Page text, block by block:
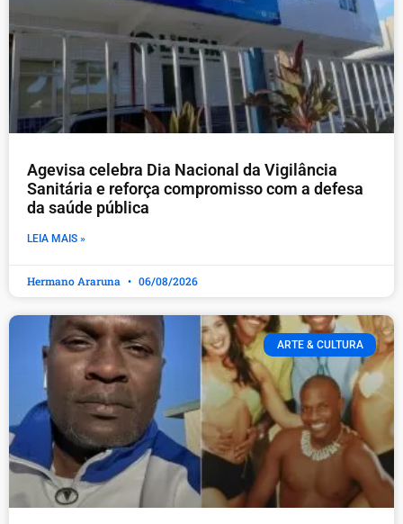
Agevisa celebra Dia Nacional da Vigilância
Sanitária e reforça compromisso com a defesa
da saúde pública
LEIA MAIS »
Hermano Araruna 06/08/2026
ARTE & CULTURA